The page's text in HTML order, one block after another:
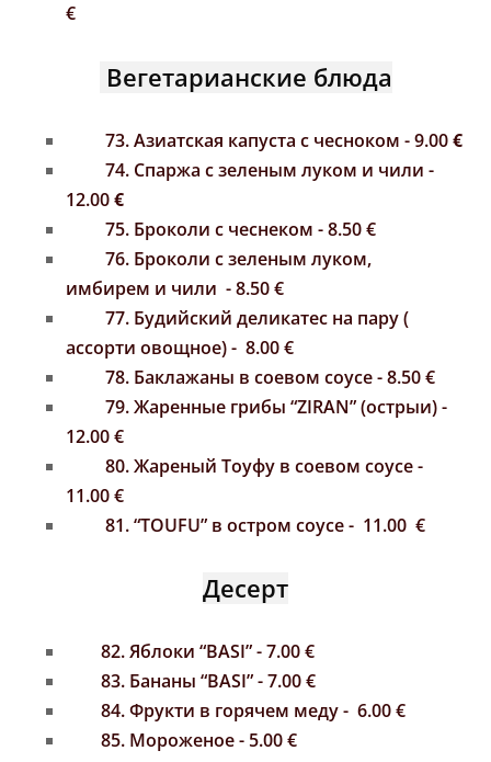
€
Вегетарианские блюда
73. Aзиатская капуста с чесноком - 9.00€
74. Спаржа с зеленым луком и чили -
12.00€
75. Броколи с чеснеком - 8.50 €
76. Броколи с зеленым луком,
имбирем и чили - 8.50 €
77. Будийский деликатес на пару(
ассорти овощное) - 8.00 €
78. Баклажаны в соевом соусе - 8.50 €
79. Жаренные грибы “ZIRAN”(острыи) -
12.00 €
80. Жареный Тоуфу в соевом соусе-
11.00 €
81. “TOUFU” в остром соусе - 11.00 €
Десерт
82. Яблоки “BASI” - 7.00 €
83. Бананы “BASI” - 7.00 €
84. Фрукти в горячем меду - 6.00 €
85. Мороженое - 5.00 €